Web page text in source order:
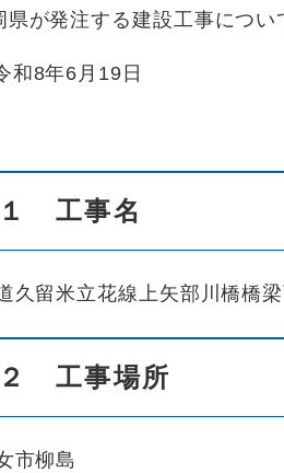
県が発注する建設工事につい
8年6月19日
１ 工事名
久留米立花線上矢部川橋橋
２ 工事場所
市柳島